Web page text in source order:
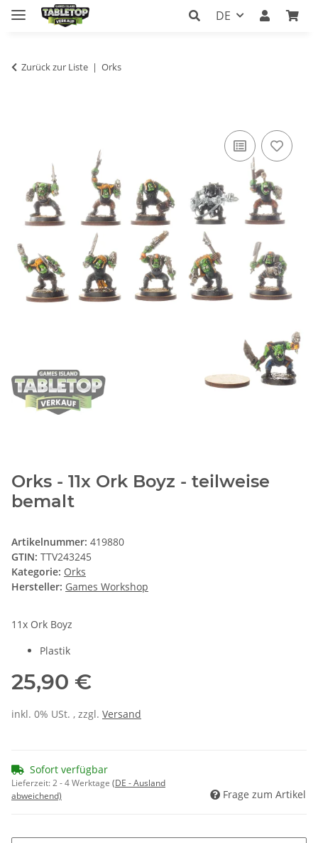
DE
Zurück zur Liste Orks
Orks - 11x Ork Boyz - teilweise
bemalt
Artikelnummer: 419880
GTIN: TTV243245
Kategorie: Orks
Hersteller: Games Workshop
11x Ork Boyz
Plastik
25,90 €
inkl. 0% USt. , zzgl. Versand
Sofort verfügbar
Lieferzeit:2 - 4 Werktage (DE - Ausland
abweichend)
Frage zum Artikel